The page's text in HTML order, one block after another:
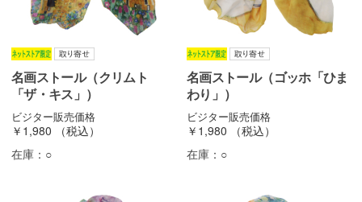
名画ストール（クリムト
「ザ・キス」）
ビジター販売価格
￥1,980
（税込）
在庫： ○
名画ストール（ゴッホ「ひま
わり」）
ビジター販売価格
￥1,980
（税込）
在庫： ○